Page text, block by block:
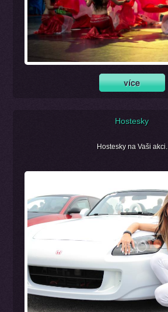
Hostesky
Hostesky na Vaši akci.